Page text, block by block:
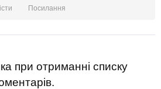
Посилання
при отриманні списку